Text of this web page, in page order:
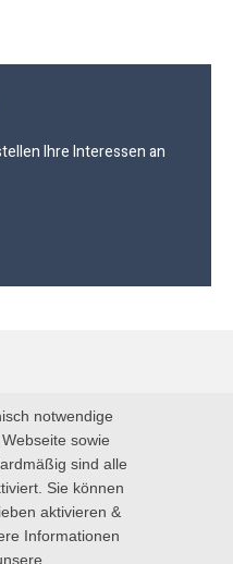
Ihre Interessen an
notwendige
sowie
sind alle
Sie können
aktivieren &
Informationen